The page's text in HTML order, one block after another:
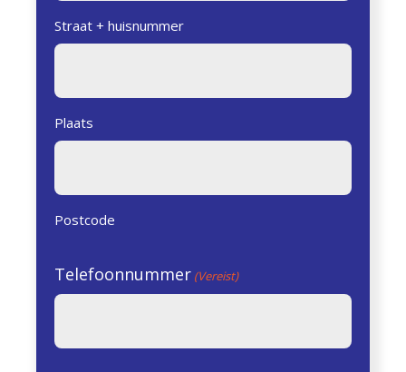
Straat + huisnummer
Plaats
Postcode
Telefoonnummer (Vereist)